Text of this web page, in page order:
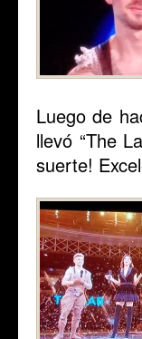
Luego de
llevó “The
suerte!